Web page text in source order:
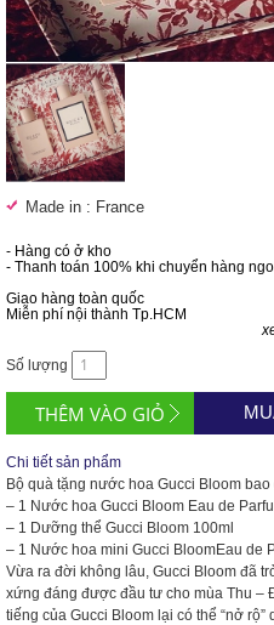
Made in : France
- Hàng có ở kho
- Thanh toán 100% khi chuyển hàng
Giao hàng toàn quốc
Miễn phí nội thành Tp.HCM
Số lượng
Chi tiết sản phẩm
Bộ quà tặng nước hoa Gucci Bloom bao
– 1 Nước hoa Gucci Bloom Eau de
– 1 Dưỡng thể Gucci Bloom 100ml
– 1 Nước hoa mini Gucci BloomEau de
Vừa ra đời không lâu, Gucci Bloom đã
xứng đáng được đầu tư cho mùa Thu –
tiếng của Gucci Bloom lại có thể “nở